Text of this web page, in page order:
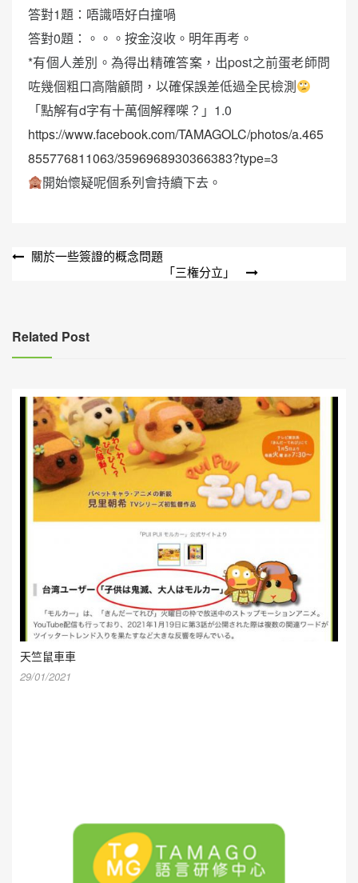
答對1題：唔識唔好白撞喎
答對0題：。。。按金沒收。明年再考。
*有個人差別。為得出精確答案，出post之前蛋老師問
咗幾個粗口高階顧問，以確保誤差低過全民檢測
「點解有d字有十萬個解釋㗎？」1.0
https://www.facebook.com/TAMAGOLC/photos/a.465
855776811063/3596968930366383?type=3
開始懷疑呢個系列會持續下去。
文
覽
關於一些簽證的概念問題
「三権分立」
Related Post
天竺鼠車車
29/01/2021